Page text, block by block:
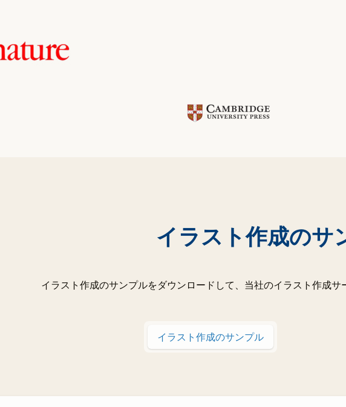
イラスト作成のサ
イラスト作成のサンプルをダウンロードして、当社のイラスト作成
イラスト作成のサンプル